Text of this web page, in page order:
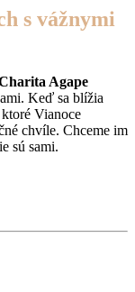
s vážnymi
Agape
Keď sa blížia
Vianoce
chvíle. Chceme im
sú sami.